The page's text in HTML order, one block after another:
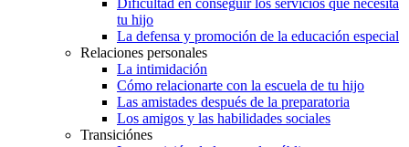
tu hijo
La defensa y promoción de la educación especial
Relaciones personales
La intimidación
Cómo relacionarte con la escuela de tu hijo
Las amistades después de la preparatoria
Los amigos y las habilidades sociales
Transiciónes